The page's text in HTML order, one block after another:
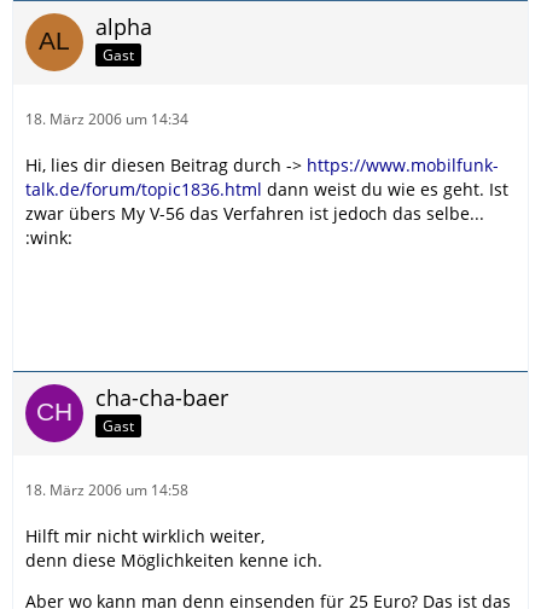
alpha
Gast
18. März 2006 um 14:34
Hi, lies dir diesen Beitrag durch -> https://www.mobilfunk-
talk.de/forum/topic1836.html dann weist du wie es geht. Ist
zwar übers My V-56 das Verfahren ist jedoch das selbe...
:wink:
cha-cha-baer
Gast
18. März 2006 um 14:58
Hilft mir nicht wirklich weiter,
denn diese Möglichkeiten kenne ich.
Aber wo kann man denn einsenden für 25 Euro? Das ist das